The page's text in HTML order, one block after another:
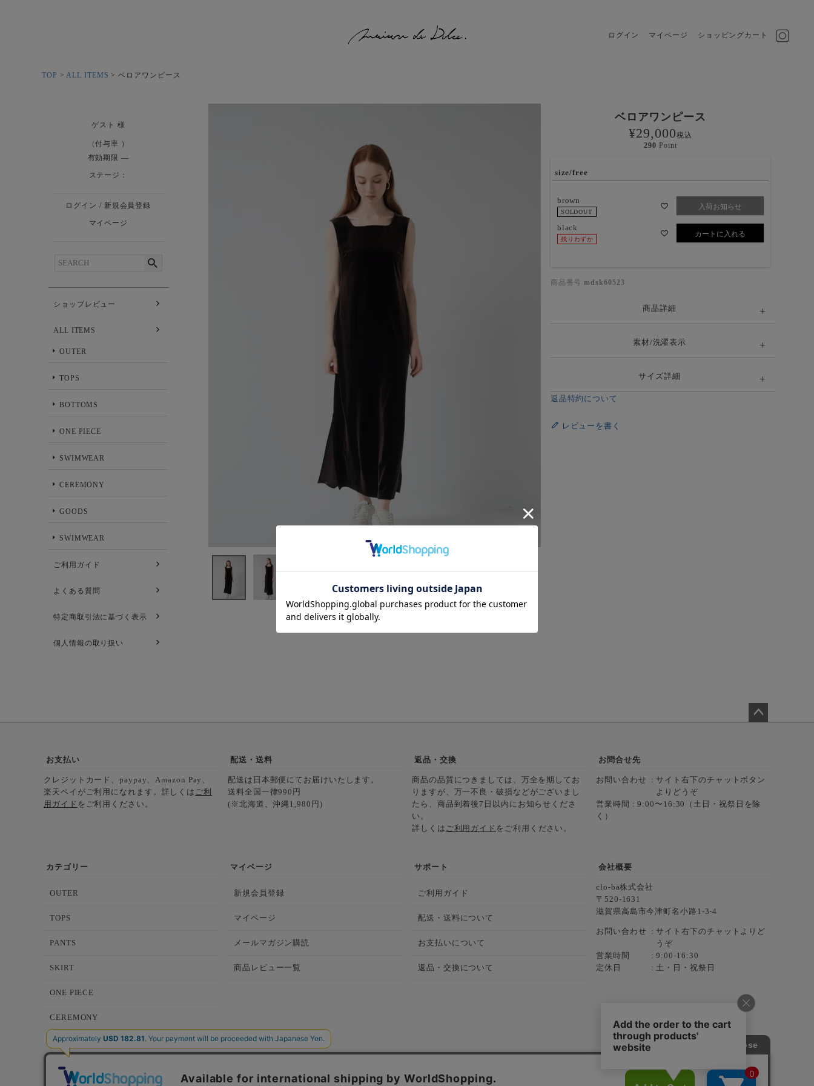
ログイン マイページ ショッピングカート
TOP ALL ITEMS ベロアワンピース
ゲスト 様
（付与率 ）
有効期限
ステージ：
ログイン / 新規会員登録
マイページ
ショップレビュー
ALL ITEMS
OUTER
TOPS
BOTTOMS
ONE PIECE
SWIMWEAR
CEREMONY
GOODS
SWIMWEAR
ご利用ガイド
よくある質問
特定商取引法に基づく表示
個人情報の取り扱い
ベロアワンピース
¥29,000税込
290 Point
size/free
brown
SOLDOUT
入荷お知らせ
black
残りわずか
カートに入れる
商品番号 mdsk60523
商品詳細
素材/洗濯表示
サイズ詳細
返品特約について
レビューを書く
お支払い
クレジットカード、paypay、Amazon Pay、
楽天ペイがご利用になれます。詳しくは ご利
用ガイド をご利用ください。
配送・送料
配送は日本郵便にてお届けいたします。
送料全国一律990円
(※北海道、沖縄1,980円)
返品・交換
商品の品質につきましては、万全を期してお
りますが、万一不良・破損などがございまし
たら、商品到着後7日以内にお知らせくださ
い。
詳しくは ご利用ガイド をご利用ください。
お問合せ先
お問い合わせ
サイト右下のチャットボタン
よりどうぞ
営業時間 : 9:00〜16:30（土日・祝祭日を除
く）
カテゴリー
OUTER
TOPS
PANTS
SKIRT
ONE PIECE
CEREMONY
BAG
マイページ
新規会員登録
マイページ
メールマガジン購読
商品レビュー一覧
サポート
ご利用ガイド
配送・送料について
お支払いについて
返品・交換について
会社概要
clo-ba株式会社
520-1631
滋賀県高島市今津町名小路1-3-4
お問い合わせ
サイト右下のチャットよりど
うぞ
営業時間
9:00-16:30
定休日
土・日・祝祭日